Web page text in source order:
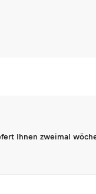
Ihnen zweimal